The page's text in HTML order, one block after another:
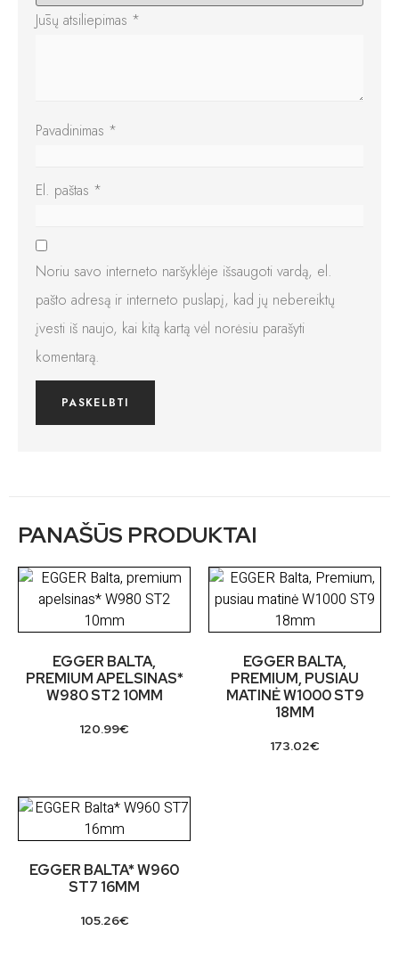
Jūsų atsiliepimas *
Pavadinimas *
El. paštas *
Noriu savo interneto naršyklėje išsaugoti vardą, el.
pašto adresą ir interneto puslapį, kad jų nebereiktų
įvesti iš naujo, kai kitą kartą vėl norėsiu parašyti
komentarą.
PANAŠŪS PRODUKTAI
EGGER BALTA,
PREMIUM APELSINAS*
W980 ST2 10MM
120.99€
EGGER BALTA,
PREMIUM, PUSIAU
MATINĖ W1000 ST9
18MM
173.02€
EGGER BALTA* W960
ST7 16MM
105.26€